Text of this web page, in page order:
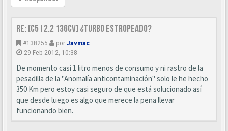
Re: [C5 I 2.2 136cv] ¿turbo estropeado?
#138255 porJavmac
29 Feb 2012, 10:38
De momento casi 1 litro menos de consumo y ni rastro de la
pesadilla de la "Anomalía anticontaminación" solo le he hecho
350 Km pero estoy casi seguro de que está solucionado así
que desde luego es algo que merece la pena llevar
funcionando bien.